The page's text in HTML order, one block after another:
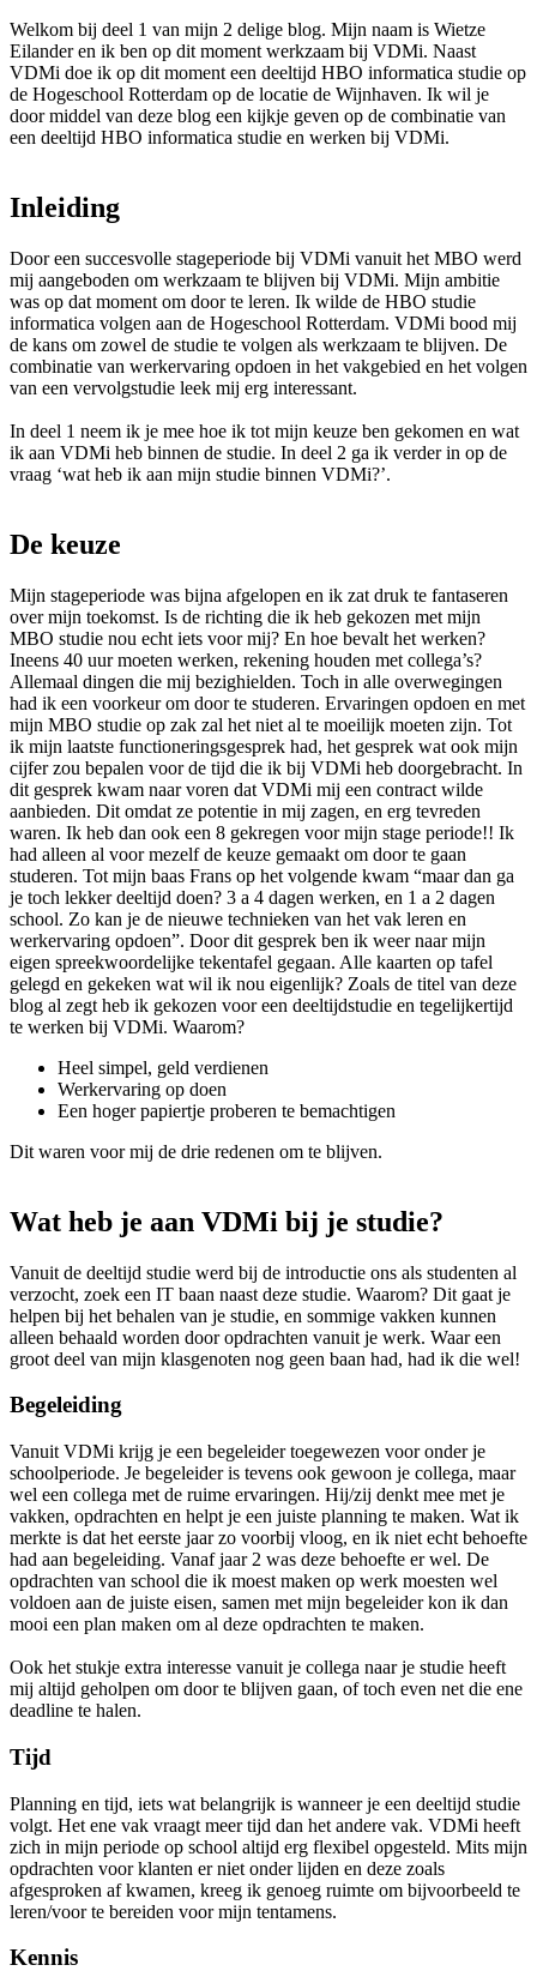
Welkom bij deel 1 van mijn 2 delige blog. Mijn naam is Wietze
Eilander en ik ben op dit moment werkzaam bij VDMi. Naast
VDMi doe ik op dit moment een deeltijd HBO informatica studie op
de Hogeschool Rotterdam op de locatie de Wijnhaven. Ik wil je
door middel van deze blog een kijkje geven op de combinatie van
een deeltijd HBO informatica studie en werken bij VDMi.
Inleiding
Door een succesvolle stageperiode bij VDMi vanuit het MBO werd
mij aangeboden om werkzaam te blijven bij VDMi. Mijn ambitie
was op dat moment om door te leren. Ik wilde de HBO studie
informatica volgen aan de Hogeschool Rotterdam. VDMi bood mij
de kans om zowel de studie te volgen als werkzaam te blijven. De
combinatie van werkervaring opdoen in het vakgebied en het volgen
van een vervolgstudie leek mij erg interessant.
In deel 1 neem ik je mee hoe ik tot mijn keuze ben gekomen en wat
ik aan VDMi heb binnen de studie. In deel 2 ga ik verder in op de
vraag ‘wat heb ik aan mijn studie binnen VDMi?’.
De keuze
Mijn stageperiode was bijna afgelopen en ik zat druk te fantaseren
over mijn toekomst. Is de richting die ik heb gekozen met mijn
MBO studie nou echt iets voor mij? En hoe bevalt het werken?
Ineens 40 uur moeten werken, rekening houden met collega’s?
Allemaal dingen die mij bezighielden. Toch in alle overwegingen
had ik een voorkeur om door te studeren. Ervaringen opdoen en met
mijn MBO studie op zak zal het niet al te moeilijk moeten zijn. Tot
ik mijn laatste functioneringsgesprek had, het gesprek wat ook mijn
cijfer zou bepalen voor de tijd die ik bij VDMi heb doorgebracht. In
dit gesprek kwam naar voren dat VDMi mij een contract wilde
aanbieden. Dit omdat ze potentie in mij zagen, en erg tevreden
waren. Ik heb dan ook een 8 gekregen voor mijn stage periode!! Ik
had alleen al voor mezelf de keuze gemaakt om door te gaan
studeren. Tot mijn baas Frans op het volgende kwam “maar dan ga
je toch lekker deeltijd doen? 3 a 4 dagen werken, en 1 a 2 dagen
school. Zo kan je de nieuwe technieken van het vak leren en
werkervaring opdoen”. Door dit gesprek ben ik weer naar mijn
eigen spreekwoordelijke tekentafel gegaan. Alle kaarten op tafel
gelegd en gekeken wat wil ik nou eigenlijk? Zoals de titel van deze
blog al zegt heb ik gekozen voor een deeltijdstudie en tegelijkertijd
te werken bij VDMi. Waarom?
Heel simpel, geld verdienen
Werkervaring op doen
Een hoger papiertje proberen te bemachtigen
Dit waren voor mij de drie redenen om te blijven.
Wat heb je aan VDMi bij je studie?
Vanuit de deeltijd studie werd bij de introductie ons als studenten al
verzocht, zoek een IT baan naast deze studie. Waarom? Dit gaat je
helpen bij het behalen van je studie, en sommige vakken kunnen
alleen behaald worden door opdrachten vanuit je werk. Waar een
groot deel van mijn klasgenoten nog geen baan had, had ik die wel!
Begeleiding
Vanuit VDMi krijg je een begeleider toegewezen voor onder je
schoolperiode. Je begeleider is tevens ook gewoon je collega, maar
wel een collega met de ruime ervaringen. Hij/zij denkt mee met je
vakken, opdrachten en helpt je een juiste planning te maken. Wat ik
merkte is dat het eerste jaar zo voorbij vloog, en ik niet echt behoefte
had aan begeleiding. Vanaf jaar 2 was deze behoefte er wel. De
opdrachten van school die ik moest maken op werk moesten wel
voldoen aan de juiste eisen, samen met mijn begeleider kon ik dan
mooi een plan maken om al deze opdrachten te maken.
Ook het stukje extra interesse vanuit je collega naar je studie heeft
mij altijd geholpen om door te blijven gaan, of toch even net die ene
deadline te halen.
Tijd
Planning en tijd, iets wat belangrijk is wanneer je een deeltijd studie
volgt. Het ene vak vraagt meer tijd dan het andere vak. VDMi heeft
zich in mijn periode op school altijd erg flexibel opgesteld. Mits mijn
opdrachten voor klanten er niet onder lijden en deze zoals
afgesproken af kwamen, kreeg ik genoeg ruimte om bijvoorbeeld te
leren/voor te bereiden voor mijn tentamens.
Kennis